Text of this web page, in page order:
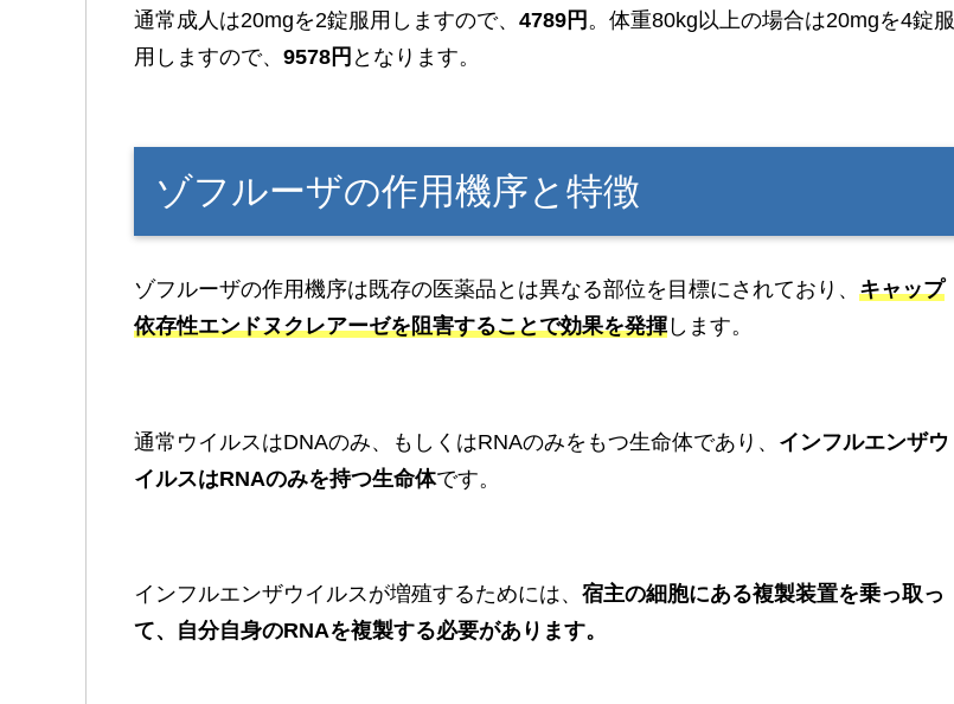
通常成人は20mgを2錠服用しますので、 4789円 。体重80kg以上の場合は20mgを4錠服
用しますので、 9578円 となります。
ゾフルーザの作用機序と特徴
ゾフルーザの作用機序は既存の医薬品とは異なる部位を目標にされており、 キャップ
依存性エンドヌクレアーゼを阻害することで効果を発揮 します。
通常ウイルスはDNAのみ、もしくはRNAのみをもつ生命体であり、 インフルエンザウ
イルスはRNAのみを持つ生命体です。
インフルエンザウイルスが増殖するためには、 宿主の細胞にある複製装置を乗っ取っ
て、自分自身のRNAを複製する必要があります。